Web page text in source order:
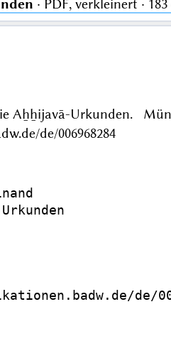
· PDF, verkleinert ·
Aẖẖijavā-Urkunden.
de/006968284
de/